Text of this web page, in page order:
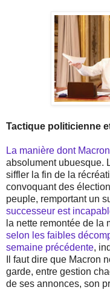
Tactique politicienne
La manière dont
absolument ubuesque.
siffler la fin de la
convoquant des
peuple, remportant un
successeur est
la nette remontée de la
selon les faibles
semaine précédente,
Il faut dire que Macron
garde, entre gestion
de ses annonces, son